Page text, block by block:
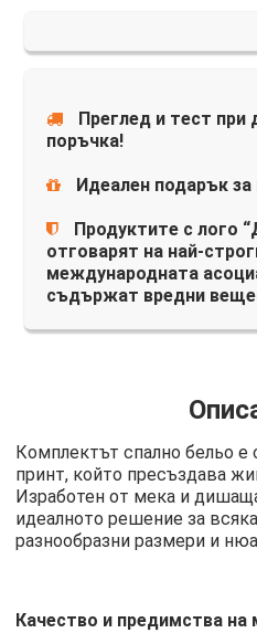
Преглед и тест при
поръчка!
Идеален подарък
Продуктите с лого
отговарят на най-
международната
съдържат вредни
Комплектът спално бельо е
принт, който пресъздава
Изработен от мека и
идеалното решение за
разнообразни размери и
Качество и предимства на